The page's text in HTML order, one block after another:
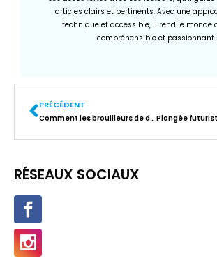
articles clairs et pertinents. Avec une
technique et accessible, il rend le monde
compréhensible et passionnant.
PRÉCÉDENT
Comment les brouilleurs de drones transforment notre ciel en zone de défense high-tech
RÉSEAUX SOCIAUX